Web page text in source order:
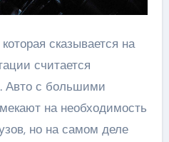
сказывается на
считается
Авто с большими
на необходимость
но на самом деле